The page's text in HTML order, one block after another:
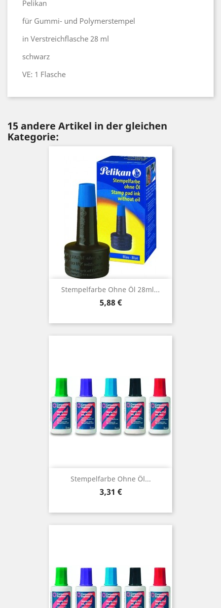
Pelikan
für Gummi- und Polymerstempel
in Verstreichflasche 28 ml
schwarz
VE: 1 Flasche
15 andere Artikel in der gleichen
Kategorie:
Stempelfarbe Ohne Öl 28ml...
Preis
5,88 €
Stempelfarbe Ohne Öl...
Preis
3,31 €